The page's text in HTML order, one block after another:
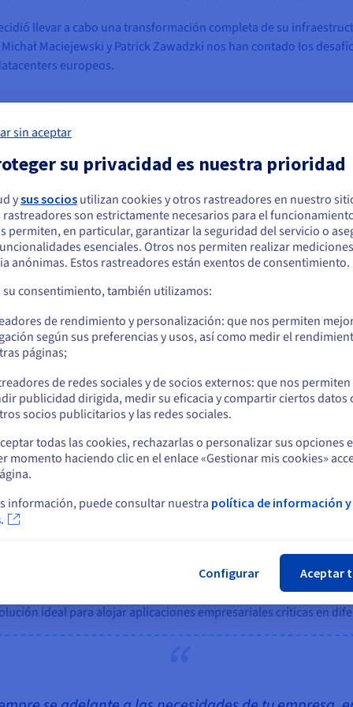
llevar a cabo una transformación completa de su
Maciejewski y Patrick Zawadzki nos han contado los
europeos.
Arcade Beauty tiene una extensa y compleja infraestructura
de 2017, su infraestructura en Europa, que incluía cuatro
para cada centro de producción), estaba repartida entre
la cooperación entre sus diversas localizaciones. Para lograr
hacia una plataforma cloud y consolidarlos, así como
planificación minuciosa y una estrategia adecuada. Algunos de
actividad, elegir el momento óptimo e implicar a los usuarios
de confianza que les ofreciera una infraestructura
rendimiento y la alta disponibilidad de la plataforma,
una solución de red definida por software
on-premises, el equipo de Arcade Beauty optó por uno de
VMware. Su ancho de banda de gran capacidad, su fiabilidad
ideal para alojar aplicaciones empresariales críticas en
que está ubicado en Estados Unidos
hacer un pedido desde Estados Unidos, deberá buscar el sitio web
y crear una cuenta.
us.ovhcloud.com/
Inglés USD - $
Permanezca en el sitio web actual
otro sitio web
sin aceptar
su privacidad es nuestra prioridad
ysus socios utilizan cookies y otros rastreadores en nuestro
rastreadores son estrictamente necesarios para el
permiten, en particular, garantizar la seguridad del servicio o
esenciales. Otros nos permiten realizar
anónimas. Estos rastreadores están exentos de consentimiento.
su consentimiento, también utilizamos:
de rendimiento y personalización: que nos permiten
según sus preferencias y usos, así como medir el
páginas;
de redes sociales y de socios externos: que nos permiten
publicidad dirigida, medir su eficacia y compartir ciertos datos
socios publicitarios y las redes sociales.
todas las cookies, rechazarlas o personalizar sus opciones
momento haciendo clic en el enlace «Gestionar mis cookies»
información, puede consultar nuestra política de información y
Configurar Aceptar